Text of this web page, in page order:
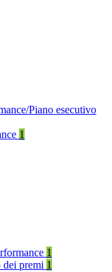
Piano esecutivo
1
1
dei premi 1